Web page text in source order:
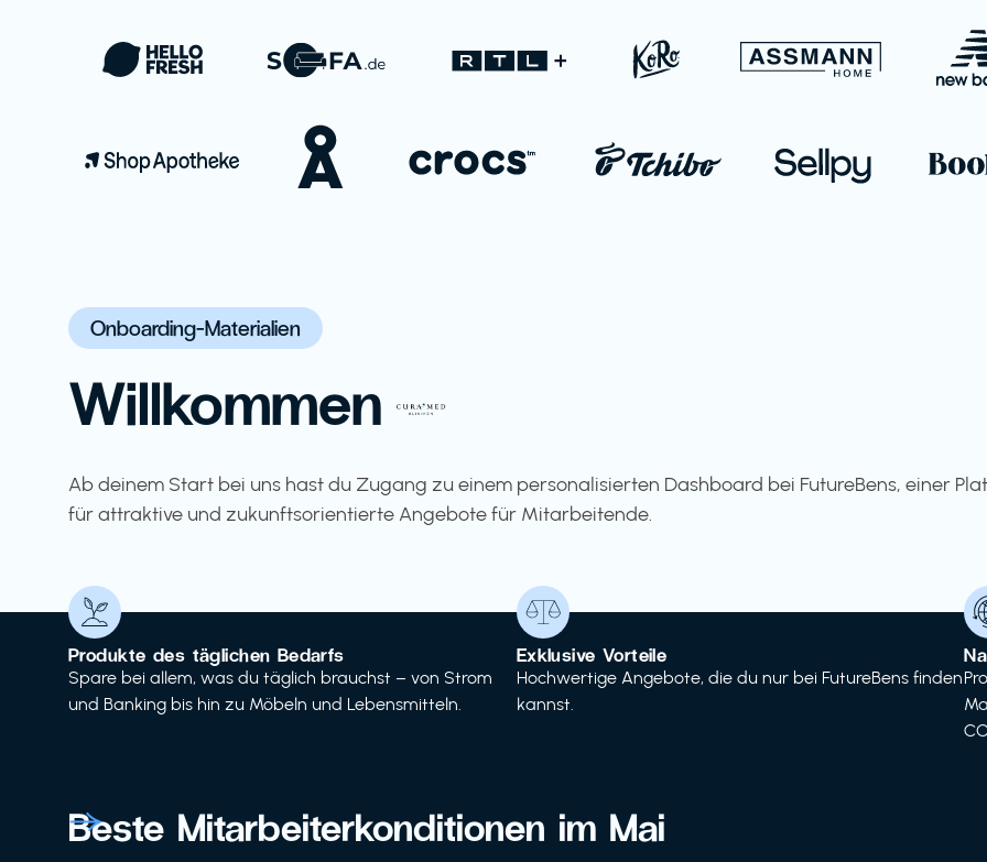
Onboarding-Materialien
Willkommen
Ab deinem Start bei uns hast du Zugang zu einem personalisierten Dashboard bei FutureBens, einer
für attraktive und zukunftsorientierte Angebote für Mitarbeitende.
Produkte des täglichen Bedarfs
Spare bei allem, was du täglich brauchst – von Strom
und Banking bis hin zu Möbeln und Lebensmitteln.
Exklusive Vorteile
Hochwertige Angebote, die du nur bei FutureBens finden
kannst.
Beste Mitarbeiterkonditionen im Mai